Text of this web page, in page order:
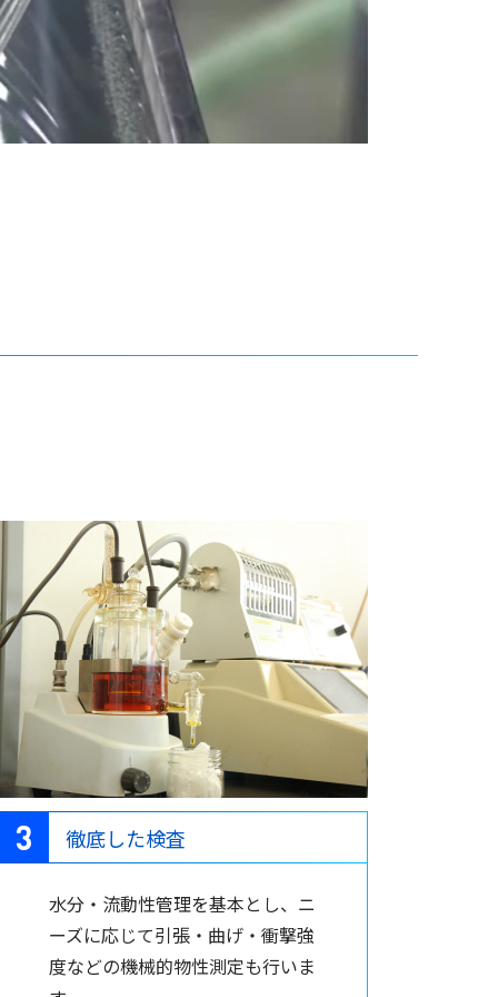
徹底した検査
水分・流動性管理を基本とし、ニ
ーズに応じて引張・曲げ・衝撃強
度などの機械的物性測定も行いま